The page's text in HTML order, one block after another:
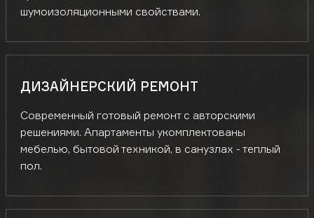
шумоизоляционными свойствами.
ДИЗАЙНЕРСКИЙ РЕМОНТ
Современный готовый ремонт с авторскими
решениями. Апартаменты укомплектованы
мебелью, бытовой техникой, в санузлах - теплый
пол.